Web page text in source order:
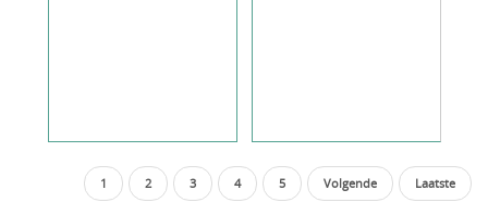
1 2 3 4 5 Volgende Laatste